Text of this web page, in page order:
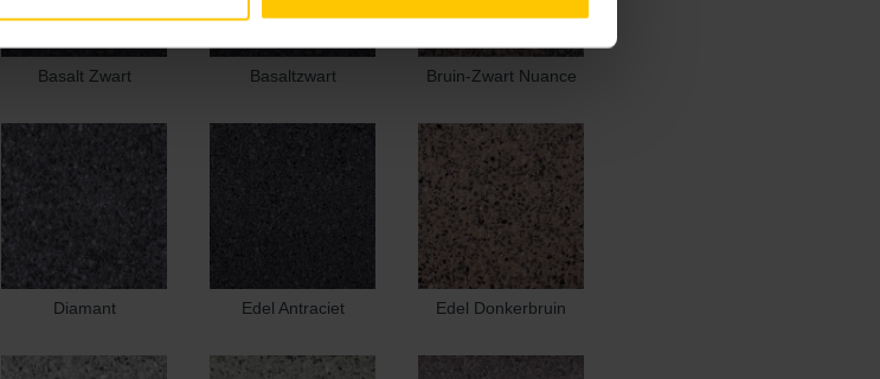
Basalt Zwart Basaltzwart Bruin-Zwart Nuance
Diamant Edel Antraciet Edel Donkerbruin